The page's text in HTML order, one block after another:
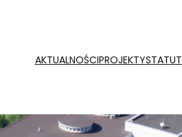
AKTUALNOŚCIPROJEKTYSTATUT